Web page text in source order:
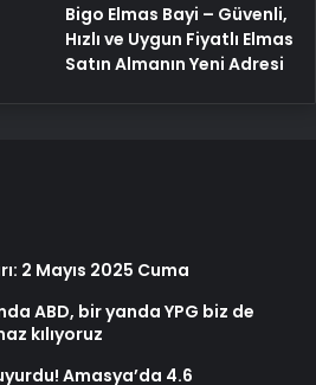
Bigo Elmas Bayi – Güvenli,
Hızlı ve Uygun Fiyatlı Elmas
Satın Almanın Yeni Adresi
2 Mayıs 2025 Cuma
ABD, bir yanda YPG biz de
kılıyoruz
Amasya’da 4.6